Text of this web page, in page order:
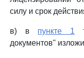
силу и срок
в) в пункте 1
документов"